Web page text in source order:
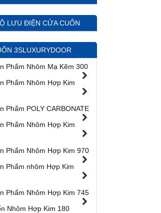
LƯU ĐIỆN CỬA CUỐN
3SLUXURYDOOR
Phẩm Nhôm Mạ Kẽm 300
Phẩm Nhôm Hợp Kim
Phẩm POLY CARBONATE
Phẩm Nhôm Hợp Kim
Phẩm Nhôm Hợp Kim 970
Phẩm nhôm Hợp Kim
Phẩm Nhôm Hợp Kim 745
Nhôm Hợp Kim 180